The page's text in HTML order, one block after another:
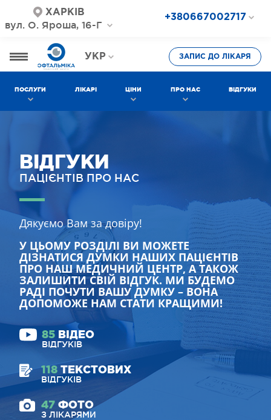
ХАРКІВ
вул. О. Яроша, 16-Г
+380667002717
+380577002717
УКР
РОС
ЗАПИС ДО ЛІКАРЯ
ПОСЛУГИ ЛІКАРІ ЦІНИ ПРО НАС ВІДГУКИ
ВІДГУКИ
ПАЦІЄНТІВ ПРО НАС
Дякуємо Вам за довіру!
У ЦЬОМУ РОЗДІЛІ ВИ МОЖЕТЕ
ДІЗНАТИСЯ ДУМКИ НАШИХ ПАЦІЄНТІВ
ПРО НАШ МЕДИЧНИЙ ЦЕНТР, А ТАКОЖ
ЗАЛИШИТИ СВІЙ ВІДГУК. МИ БУДЕМО
РАДІ ПОЧУТИ ВАШУ ДУМКУ – ВОНА
ДОПОМОЖЕ НАМ СТАТИ КРАЩИМИ!
85 ВІДЕО
ВІДГУКІВ
118 ТЕКСТОВИХ
ВІДГУКІВ
47 ФОТО
З ЛІКАРЯМИ